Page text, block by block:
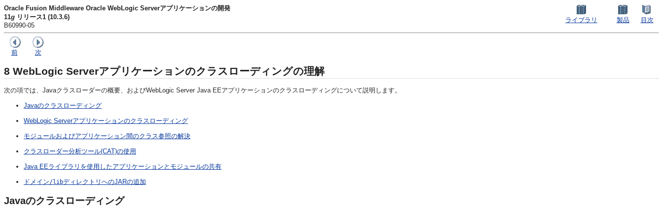
Oracle Fusion Middleware Oracle WebLogic Serverアプリケーションの開発
11g リリース1 (10.3.6)
B60990-05
ライブラリ 製品 目次
前 次
8 WebLogic Serverアプリケーションのクラスローディングの理解
次の項では、Javaクラスローダーの概要、およびWebLogic Server Java EEアプリケーションのクラスローディングについて説明します。
Javaのクラスローディング
WebLogic Serverアプリケーションのクラスローディング
モジュールおよびアプリケーション間のクラス参照の解決
クラスローダー分析ツール(CAT)の使用
Java EEライブラリを使用したアプリケーションとモジュールの共有
ドメイン/libディレクトリへのJARの追加
Javaのクラスローディング